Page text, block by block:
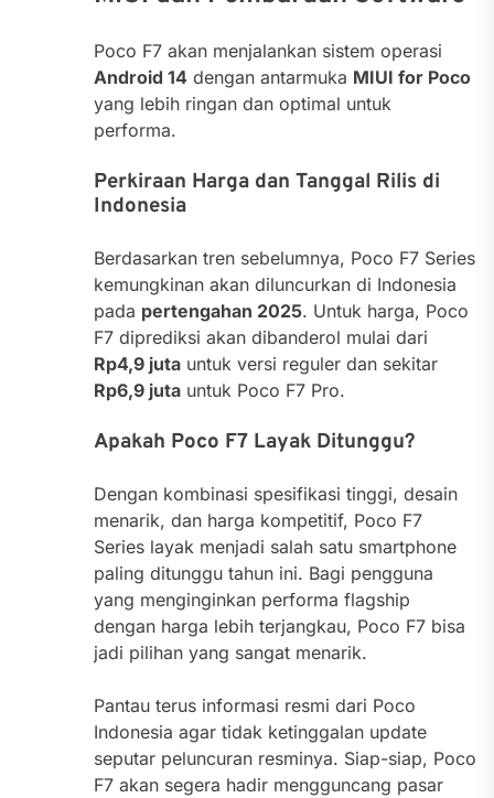
Poco F7 akan menjalankan sistem operasi
Android 14 dengan antarmuka MIUI for Poco
yang lebih ringan dan optimal untuk
performa.
Perkiraan Harga dan Tanggal Rilis di
Indonesia
Berdasarkan tren sebelumnya, Poco F7 Series
kemungkinan akan diluncurkan di Indonesia
pada pertengahan 2025. Untuk harga, Poco
F7 diprediksi akan dibanderol mulai dari
Rp4,9 juta untuk versi reguler dan sekitar
Rp6,9 juta untuk Poco F7 Pro.
Apakah Poco F7 Layak Ditunggu?
Dengan kombinasi spesifikasi tinggi, desain
menarik, dan harga kompetitif, Poco F7
Series layak menjadi salah satu smartphone
paling ditunggu tahun ini. Bagi pengguna
yang menginginkan performa flagship
dengan harga lebih terjangkau, Poco F7 bisa
jadi pilihan yang sangat menarik.
Pantau terus informasi resmi dari Poco
Indonesia agar tidak ketinggalan update
seputar peluncuran resminya. Siap-siap, Poco
F7 akan segera hadir mengguncang pasar